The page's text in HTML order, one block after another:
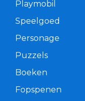
Playmobil
Speelgoed
Personage
Puzzels
Boeken
Fopspenen